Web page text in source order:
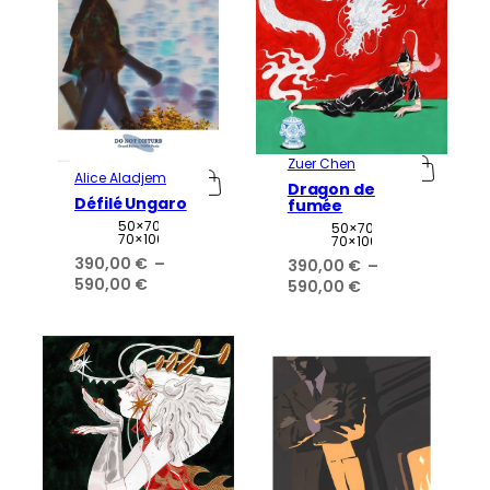
Alice Aladjem
Défilé Ungaro
Attributs
50×70,
70×100
390,00 € –
590,00 €Plage
390,00 €
à
590,00 €
Zuer Chen
Dragon de
fumée
Attributs
50×70,
70×100
390,00 € –
590,00 €Plage